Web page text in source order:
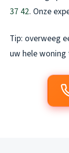
37 42. Onze
Tip: overweeg
uw hele